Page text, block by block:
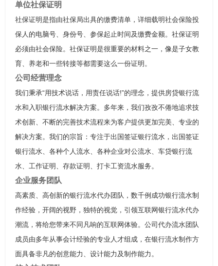
单位社保证明
社保证明是指由社保局出具的缴费清单，详细载明社会保险投
保人的电脑号、身份号、参保起止时间及缴费金额。社保证明
必须由社会保险。社保证明是很重要的材料之一，像是子女教
育、养老和一些转接等都需要这么一份证明。
公司经营理念
我们秉承“用技术说话，用责任说话!”的理念，提供房贷银行流
水和入职银行流水解决方案。多年来，我们孜孜不倦地追求技
术创新、不断的完善技术流程来为客户提供更加完美、专业的
解决方案。我们的宗旨：专注于出国签证银行流水，出国签证
银行流水、各种个人流水、各种企业对公流水、车贷银行流
水、工作证明、存款证明、打卡工资流水服务。
企业服务团队
高素质、高创新的银行流水代办团队，数千例成功银行流水制
作经验，开阔的视野，独特的视觉，引领互联网银行流水代办
潮流，将给您带来不同凡响的互联网体验。公司代办流水团队
成员由多年从事会计经验的专业人才组成，在银行流水制作方
面具备非凡的创意能力、设计能力及制作能力。